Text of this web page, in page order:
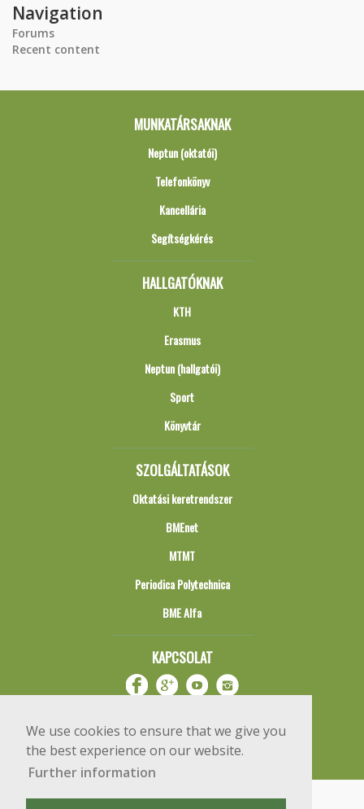
We use cookies to ensure that we give you
the best experience on our website.
Further information
Navigation
Forums
Recent content
MUNKATÁRSAKNAK
Neptun (oktatói)
Telefonkönyv
Kancellária
Segítségkérés
HALLGATÓKNAK
KTH
Erasmus
Neptun (hallgatói)
Sport
Könyvtár
SZOLGÁLTATÁSOK
Oktatási keretrendszer
BMEnet
MTMT
Periodica Polytechnica
BME Alfa
KAPCSOLAT